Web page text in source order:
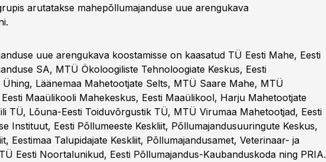
arutatakse mahepõllumajanduse uue arengukava
uue arengukava koostamisse on kaasatud TÜ Eesti Mahe, Eesti
SA, MTÜ Ökoloogiliste Tehnoloogiate Keskus, Eesti
Ühing, Läänemaa Mahetootjate Selts, MTÜ Saare Mahe, MTÜ
Maaülikooli Mahekeskus, Eesti Maaülikool, Harju Mahetootjate
TÜ, Lõuna-Eesti Toiduvõrgustik TÜ, MTÜ Virumaa Mahetootjad, Eesti
Instituut, Eesti Põllumeeste Keskliit, Põllumajandusuuringute Keskus,
Eestimaa Talupidajate Keskliit, Põllumajandusamet, Veterinaar- ja
Eesti Noortalunikud, Eesti Põllumajandus-Kaubanduskoda ning PRIA.